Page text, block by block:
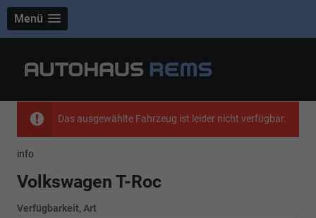
Menü
Das ausgewählte Fahrzeug ist leider nicht verfügbar.
info
Volkswagen T-Roc
Verfügbarkeit, Art